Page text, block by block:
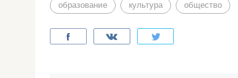
образование культура общество